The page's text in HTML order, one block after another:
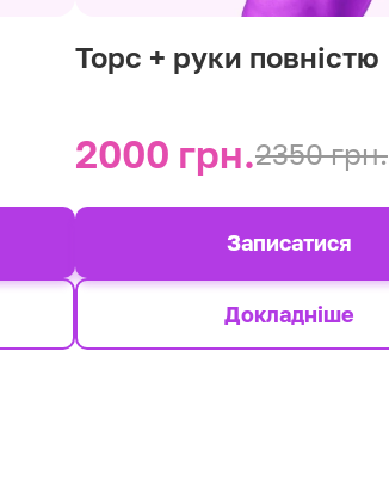
Торс + руки повністю
2000 грн.2350 грн.
Докладніше
Записатися